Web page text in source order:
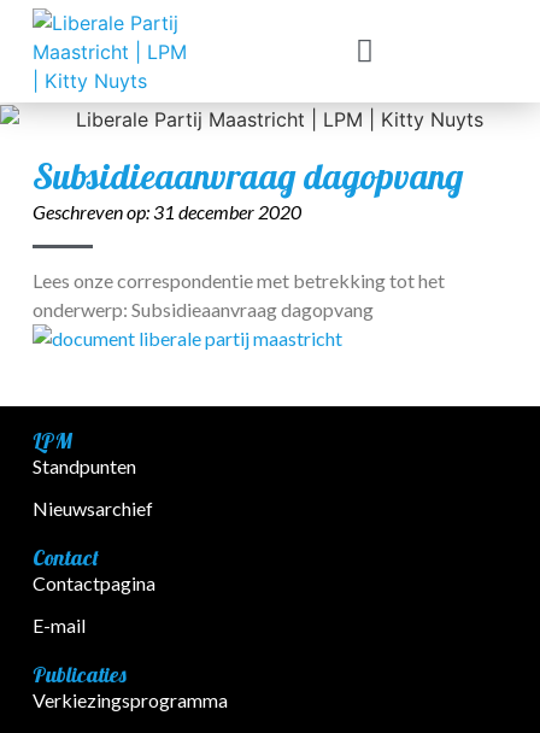
Subsidieaanvraag dagopvang
Geschreven op:31 december 2020
Lees onze correspondentie met betrekking tot het
onderwerp: Subsidieaanvraag dagopvang
LPM
Standpunten
Nieuwsarchief
Contact
Contactpagina
E-mail
Publicaties
Verkiezingsprogramma